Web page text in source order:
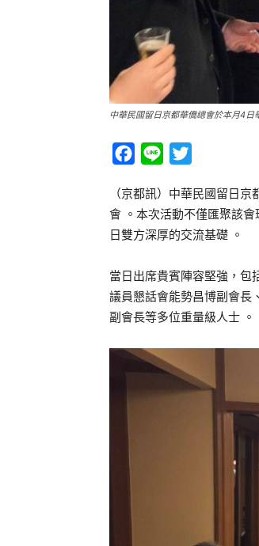
中華民國留日京都華僑總會於本月4日
Facebook
Line
（京都訊）中華民國留日
會 。本次活動不僅匯聚該
日雙方深厚的交流基礎 。
當日出席貴賓陣容堅強，包
議員懇話會能勢昌博副會長
副會長等多位重量級人士 。